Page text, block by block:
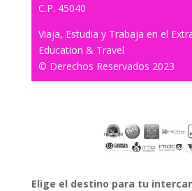
C.P. 45040
Viaja, Estudia y Trabaja en el
Education & Travel
© Derechos Reservados 2023
Elige el destino para tu